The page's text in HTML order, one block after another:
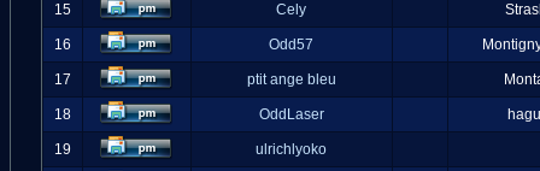
15 Cely
16 Odd57
17 ptit ange bleu
18 OddLaser
19 ulrichlyoko